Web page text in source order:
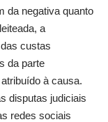
da negativa quanto
a
custas
da parte
à causa.
disputas judiciais
redes sociais